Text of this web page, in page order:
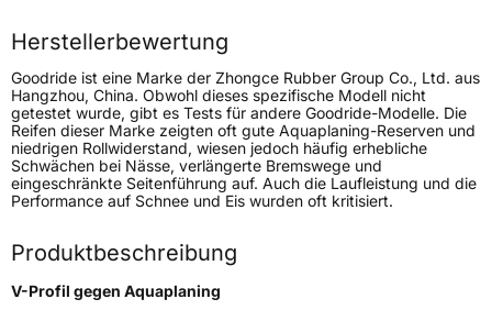
Höchstlast1090 kg
Gewicht (in kg)
17 kg
Generelle Merkmale
FahrzeugtypSUV
VerwendungSommerreifen
FahrzeugartPKW & SUV
Herstellerbewertung
Goodride ist eine Marke der Zhongce Rubber Group Co., Ltd. aus
Hangzhou, China. Obwohl dieses spezifische Modell nicht
getestet wurde, gibt es Tests für andere Goodride-Modelle. Die
Reifen dieser Marke zeigten oft gute Aquaplaning-Reserven und
niedrigen Rollwiderstand, wiesen jedoch häufig erhebliche
Schwächen bei Nässe, verlängerte Bremswege und
eingeschränkte Seitenführung auf. Auch die Laufleistung und die
Performance auf Schnee und Eis wurden oft kritisiert.
Produktbeschreibung
V-Profil gegen Aquaplaning